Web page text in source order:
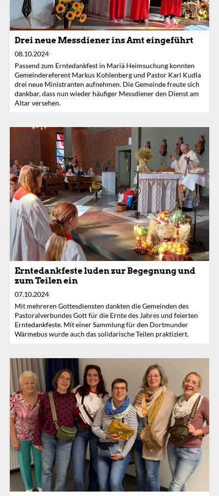
Drei neue Messdiener ins Amt eingeführt
08.10.2024
Passend zum Erntedankfest in Mariä Heimsuchung konnten
Gemeindereferent Markus Kohlenberg und Pastor Karl Kudla
drei neue Ministranten aufnehmen. Die Gemeinde freute sich
dankbar, dass nun wieder häufiger Messdiener den Dienst am
Altar versehen.
Erntedankfeste luden zur Begegnung und
zum Teilen ein
07.10.2024
Mit mehreren Gottesdiensten dankten die Gemeinden des
Pastoralverbundes Gott für die Ernte des Jahres und feierten
Erntedankfeste. Mit einer Sammlung für den Dortmunder
Wärmebus wurde auch das solidarische Teilen praktiziert.